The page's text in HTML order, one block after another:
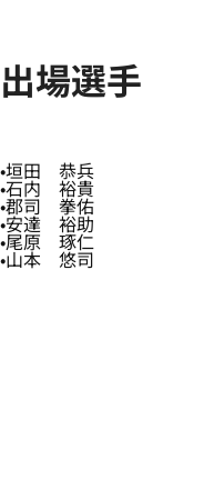
出場選手
垣田 恭兵
石内 裕貴
郡司 拳佑
安達 裕助
尾原 琢仁
山本 悠司